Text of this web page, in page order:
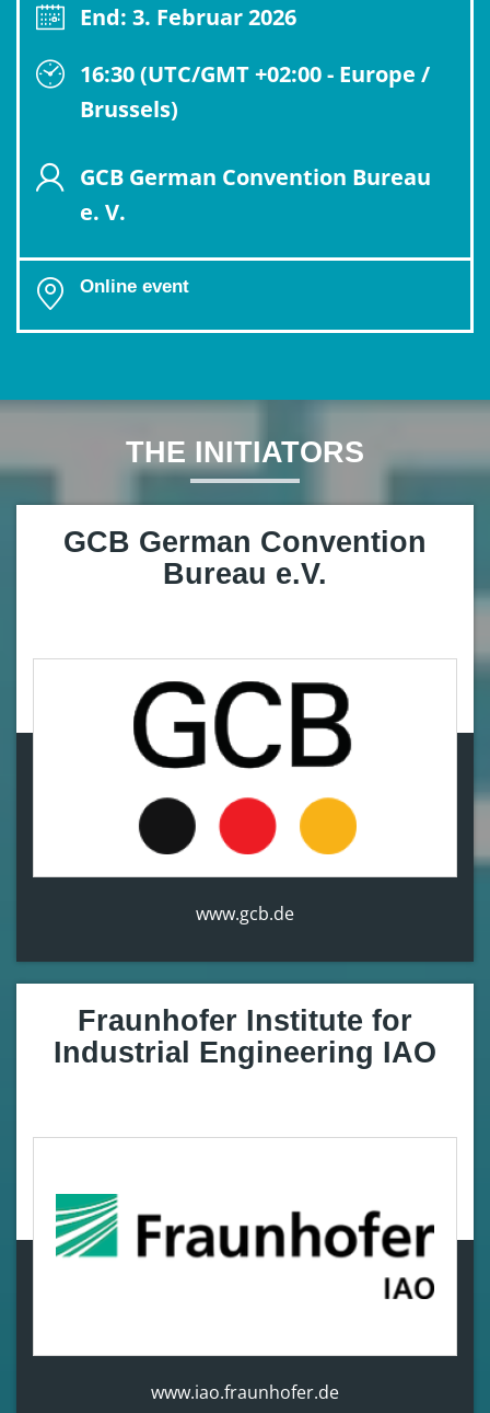
End: 3. Februar 2026
16:30 (UTC/GMT +02:00 - Europe /
Brussels)
GCB German Convention Bureau
e. V.
Online event
THE INITIATORS
GCB German Convention
Bureau e.V.
www.gcb.de
Fraunhofer Institute for
Industrial Engineering IAO
www.iao.fraunhofer.de